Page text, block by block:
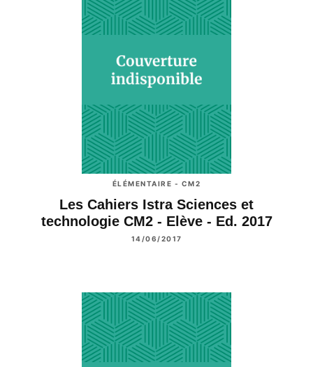
ÉLÉMENTAIRE - CM2
Les Cahiers Istra Sciences et
technologie CM2 - Elève - Ed. 2017
14/06/2017